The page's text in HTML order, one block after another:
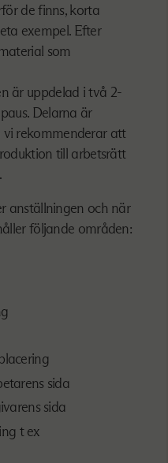
de finns, korta
exempel. Efter
som
är uppdelad i två 2-
Delarna är
rekommenderar att
till arbetsrätt
anställningen och när
följande områden:
sida
sida
t ex